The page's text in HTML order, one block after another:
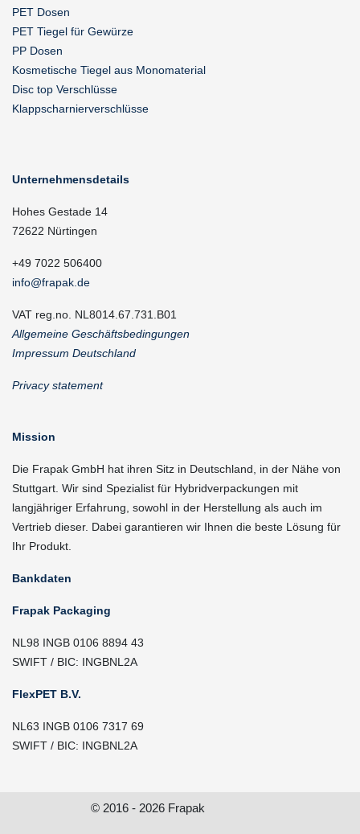
PET Dosen
PET Tiegel für Gewürze
PP Dosen
Kosmetische Tiegel aus Monomaterial
Disc top Verschlüsse
Klappscharnierverschlüsse
Unternehmensdetails
Hohes Gestade 14
72622 Nürtingen
+49 7022 506400
info@frapak.de
VAT reg.no. NL8014.67.731.B01
Allgemeine Geschäftsbedingungen
Impressum Deutschland
Privacy statement
Mission
Die Frapak GmbH hat ihren Sitz in Deutschland, in der Nähe von
Stuttgart. Wir sind Spezialist für Hybridverpackungen mit
langjähriger Erfahrung, sowohl in der Herstellung als auch im
Vertrieb dieser. Dabei garantieren wir Ihnen die beste Lösung für
Ihr Produkt.
Bankdaten
Frapak Packaging
NL98 INGB 0106 8894 43
SWIFT / BIC: INGBNL2A
FlexPET B.V.
NL63 INGB 0106 7317 69
SWIFT / BIC: INGBNL2A
© 2016 - 2026 Frapak